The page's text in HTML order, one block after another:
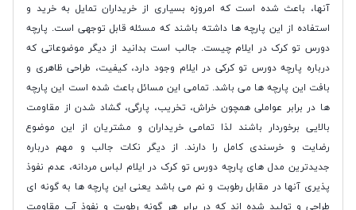
آنها، باعث شده است که امروزه بسیاری از خریداران تمایل به خرید و
استفاده از این پارچه ها داشته باشند که مسئله قابل توجهی است. پارچه
دورس تو کرک در ایلام چیست. جالب است بدانید از دیگر موضوعاتی که
درباره پارچه دورس تو کرکی در ایلام وجود دارد، کیفیت، طراحی ظاهری و
بافت این پارچه ها می باشد. تمامی این مسائل باعث شده است این پارچه
ها در برابر عواملی همچون خراش، تخریب، پارگی، گشاد شدن از مقاومت
بالایی برخوردار باشند لذا تمامی خریداران و مشتریان از این موضوع
رضایت و خرسندی کامل را دارند. از دیگر نکات جالب و مهم درباره
جدیدترین مدل های پارچه دورس تو کرک در ایلام لباس مردانه، عدم نفوذ
پذیری آنها در مقابل رطوبت و نم می باشد یعنی این پارچه ها به گونه ای
طراحی و تولید شده اند که در برابر هر گونه رطوبت و نفوذ آب مقاومت